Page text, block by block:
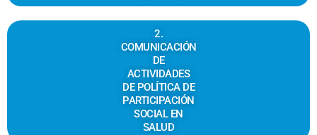
2.
COMUNICACIÓN
DE
ACTIVIDADES
DE POLÍTICA DE
PARTICIPACIÓN
SOCIAL EN
SALUD